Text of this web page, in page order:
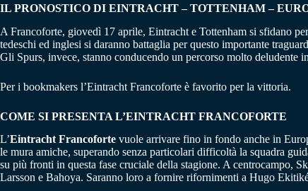
IL PRONOSTICO DI EINTRACHT – TOTTENHAM–
A Francoforte, giovedì 17 aprile, Eintracht e Tottenham si sfidano
tedeschi ed inglesi si daranno battaglia per questo importante
Gli Spurs, invece, stanno conducendo un percorso molto deludente
Per i bookmakers l’Eintracht Francoforte è favorito per la vittoria.
COME SI PRESENTA L’EINTRACHT FRANCOFORTE
L’Eintracht Francoforte vuole arrivare fino in fondo anche in
le mura amiche, superando senza particolari difficoltà la squadra
su più fronti in questa fase cruciale della stagione. A centrocampo,
Larsson e Bahoya. Saranno loro a fornire rifornimenti a Hugo